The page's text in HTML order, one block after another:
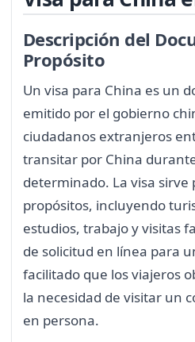
Descripción del
Propósito
Un visa para China es un
emitido por el gobierno
ciudadanos extranjeros
transitar por China
determinado. La visa sirve
propósitos, incluyendo
estudios, trabajo y visitas
de solicitud en línea para
facilitado que los viajeros
la necesidad de visitar un
en persona.